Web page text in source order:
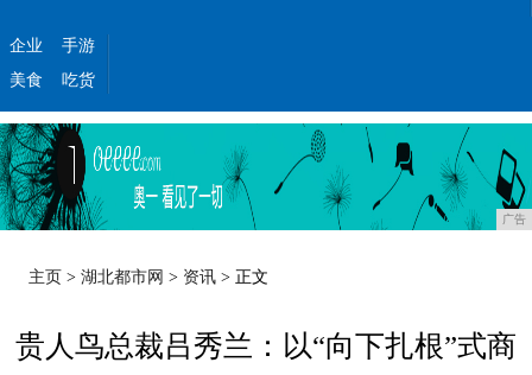
企业
手游
美食
吃货
广告
主页 >湖北都市网 > 资讯 > 正文
贵人鸟总裁吕秀兰：以“向下扎根”式商